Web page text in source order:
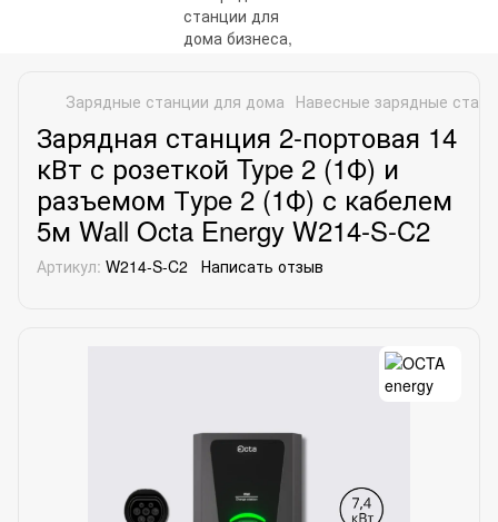
Зарядные станции для дома Навесные зарядные
Зарядная станция 2-портовая 14
кВт с розеткой Type 2 (1Ф) и
разъемом Тype 2 (1Ф) с кабелем
5м Wall Octa Energy W214-S-C2
Артикул: W214-S-C2 Написать отзыв